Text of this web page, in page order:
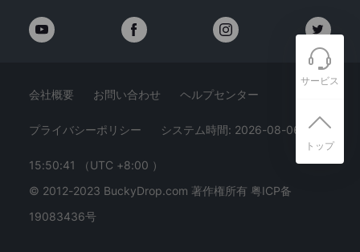
会社概要 お問い合わせ ヘルプセンター
プライバシーポリシー システム時間: 2026-08-06
15:50:42
（UTC +8:00 ）
© 2012-2023 BuckyDrop.com 著作権所有 粤ICP备
19083436号
サービス
トップ